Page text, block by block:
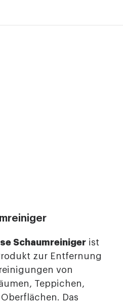
Schaumreiniger ist
zur Entfernung
von
Teppichen,
Das